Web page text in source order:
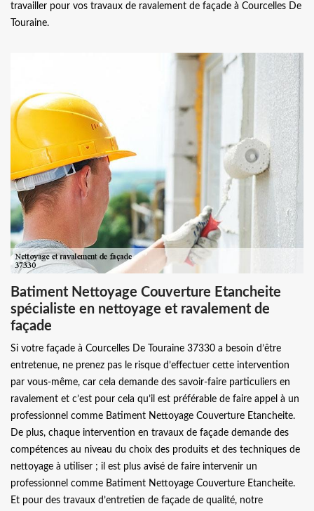
travailler pour vos travaux de ravalement de façade à Courcelles De
Touraine.
Batiment Nettoyage Couverture Etancheite
spécialiste en nettoyage et ravalement de
façade
Si votre façade à Courcelles De Touraine 37330 a besoin d’être
entretenue, ne prenez pas le risque d’effectuer cette intervention
par vous-même, car cela demande des savoir-faire particuliers en
ravalement et c’est pour cela qu’il est préférable de faire appel à un
professionnel comme Batiment Nettoyage Couverture Etancheite.
De plus, chaque intervention en travaux de façade demande des
compétences au niveau du choix des produits et des techniques de
nettoyage à utiliser ; il est plus avisé de faire intervenir un
professionnel comme Batiment Nettoyage Couverture Etancheite.
Et pour des travaux d’entretien de façade de qualité, notre